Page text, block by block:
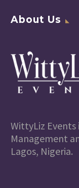
About Us
WittyLiz
Management
Lagos, Nigeria.